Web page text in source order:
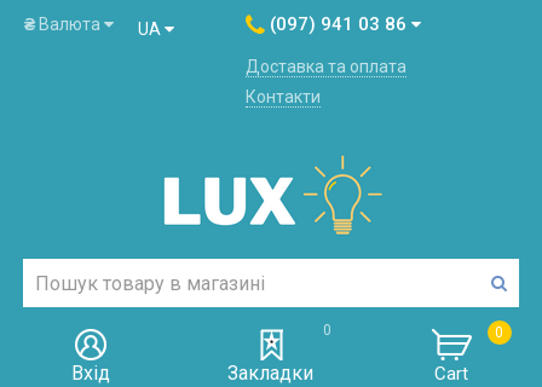
₴ Валюта UA (097) 941 03 86
Доставка та оплата
Контакти
Вхід
0
Закладки
0
Cart